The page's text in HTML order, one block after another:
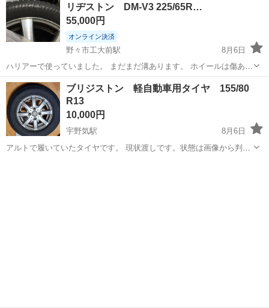
リヂストン DM-V3 225/65R…
55,000円
オンライン決済
野々市工大前駅
8月6日
ハリアーで使っていました。 まだまだ溝あります。 ホイールは傷あり
です。
石川 野々市市 野々市工大前駅 タイヤ、ホイール
ブリジストン 軽自動車用タイヤ 155/80
R13
10,000円
宇野気駅
8月6日
アルトで履いていたタイヤです。 現状渡しです。状態は画像から判断